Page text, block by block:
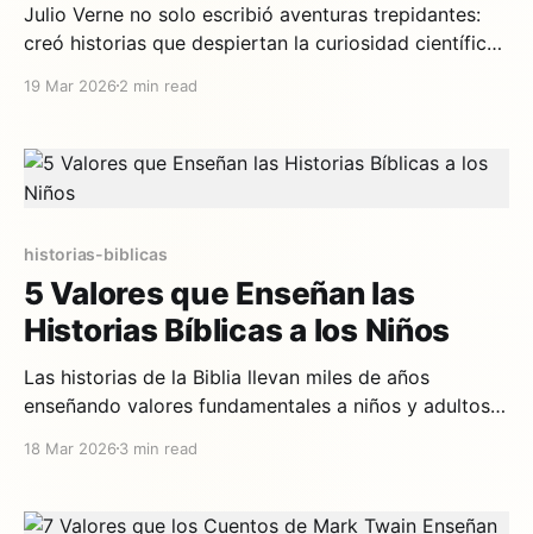
Julio Verne no solo escribió aventuras trepidantes:
creó historias que despiertan la curiosidad científica,
Sus «Viajes extraordinarios» siguen enseñando a los
La curiosidad es el motor del conocimiento Los
protagonistas de Verne
19 Mar 2026 2 min read
historias-biblicas
5 Valores que Enseñan las
Historias Bíblicas a los Niños
Las historias de la Biblia llevan miles de años
enseñando valores fundamentales a niños y adultos
ballenas que se tragan profetas y mares que se abren
profundamente relevantes hoy. Aquí te presentamos
18 Mar 2026 3 min read